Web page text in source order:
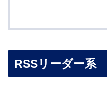
RSSリーダー系